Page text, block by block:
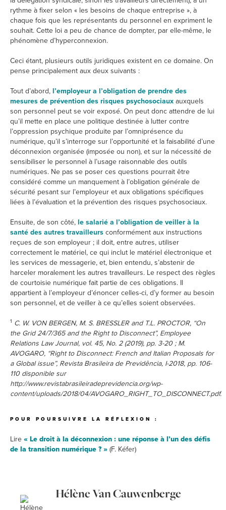
rythme à fixer selon « les besoins de chaque entreprise », à
chaque fois que les représentants du personnel en expriment le
souhait. Cette loi a peu de chance de dompter, par elle-même, le
phénomène d’hyperconnexion.
Ceci étant, plusieurs outils juridiques existent en ce domaine. On
pense principalement aux deux suivants :
Tout d’abord, l’employeur a l’obligation de prendre des
mesures de prévention des risques psychosociaux auxquels
son personnel peut se voir exposé. On peut donc attendre de lui
qu’il mette en place une politique destinée à lutter contre
l’oppression psychique produite par l’omniprésence du
numérique, qu’il s’interroge sur l’opportunité et la faisabilité d’une
déconnexion organisée (imposée ou non), et sur la nécessité de
sensibiliser le personnel à l’usage raisonnable des outils
numériques. Ne pas se poser ces questions pourrait être
considéré comme un manquement à l’obligation générale de
sécurité pesant sur l’employeur et aux obligations spécifiques
liées à l’évaluation et la prévention des risques psychosociaux.
Ensuite, de son côté, le salarié a l’obligation de veiller à la
santé des autres travailleurs conformément aux instructions
reçues de son employeur ; il doit, entre autres, utiliser
correctement le matériel, ce qui inclut le matériel électronique et
les services de messagerie, et, bien entendu, s’abstenir de
harceler moralement les autres travailleurs. Le respect des règles
de courtoisie numérique fait partie de ces obligations. Il
appartient à l’employeur d’énoncer celles-ci, d’y former au besoin
son personnel, et de veiller à ce qu’elles soient observées.
1 C. W. VON BERGEN, M. S. BRESSLER and T.L. PROCTOR, “On
the Grid 24/7/365 and the Right to Disconnect”, Employee
Relations Law Journal, vol. 45, No. 2 (2019), pp. 3-20 ; M.
AVOGARO, “Right to Disconnect: French and Italian Proposals for
a Global issue”, Revista Brasileira de Previdência, I-2018, pp. 106-
110 disponible sur
http://www.revistabrasileiradeprevidencia.org/wp-
content/uploads/2018/04/AVOGARO_RIGHT_TO_DISCONNECT.pdf.
POUR POURSUIVRE LA RÉFLEXION :
Lire « Le droit à la déconnexion : une réponse à l’un des défis
de la transition numérique ? » (F. Kéfer)
Hélène Van Cauwenberge